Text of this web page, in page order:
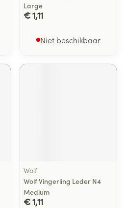
Large
€ 1,11
Niet beschikbaar
Wolf
Wolf Vingerling Leder N4
Medium
€ 1,11